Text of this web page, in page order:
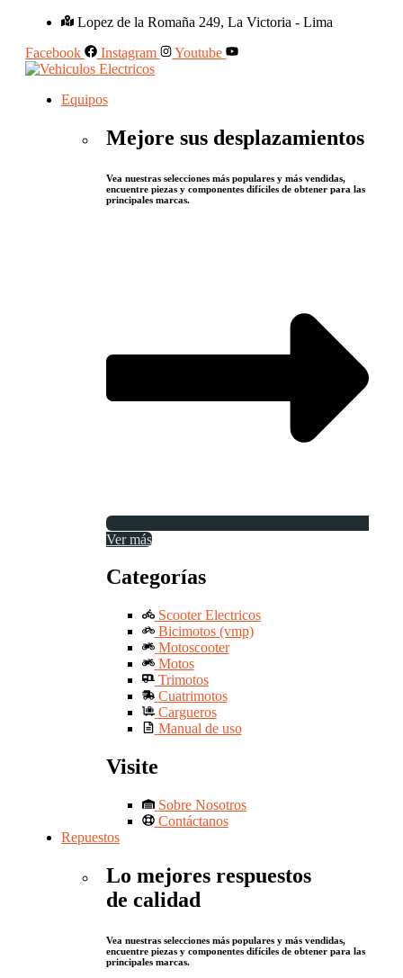
Lopez de la Romaña 249, La Victoria - Lima
Facebook
Instagram Youtube
Equipos
Mejore sus desplazamientos
Vea nuestras selecciones más populares y más vendidas,
encuentre piezas y componentes difíciles de obtener para las
principales marcas.
Ver más
Categorías
Scooter Electricos
Bicimotos (vmp)
Motoscooter
Motos
Trimotos
Cuatrimotos
Cargueros
Manual de uso
Visite
Sobre Nosotros
Contáctanos
Repuestos
Lo mejores respuestos
de calidad
Vea nuestras selecciones más populares y más vendidas,
encuentre piezas y componentes difíciles de obtener para las
principales marcas.